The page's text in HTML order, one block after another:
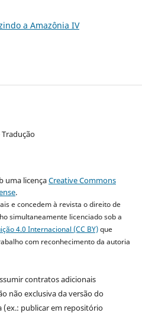
a Amazônia IV
uma licençaCreative Commons
.
e concedem à revista o direito de
simultaneamente licenciado sob a
4.0 Internacional (CC BY)que
com reconhecimento da autoria
contratos adicionais
não exclusiva da versão do
(ex.: publicar em repositório